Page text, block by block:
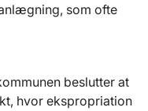
som ofte
beslutter at
hvor ekspropriation